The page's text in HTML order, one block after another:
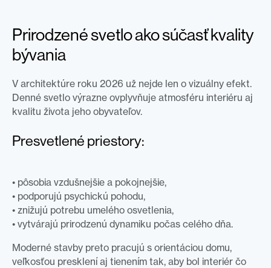
Prirodzené svetlo ako súčasť kvality
bývania
V architektúre roku 2026 už nejde len o vizuálny efekt.
Denné svetlo výrazne ovplyvňuje atmosféru interiéru aj
kvalitu života jeho obyvateľov.
Presvetlené priestory:
• pôsobia vzdušnejšie a pokojnejšie,
• podporujú psychickú pohodu,
• znižujú potrebu umelého osvetlenia,
• vytvárajú prirodzenú dynamiku počas celého dňa.
Moderné stavby preto pracujú s orientáciou domu,
veľkosťou presklení aj tienením tak, aby bol interiér čo